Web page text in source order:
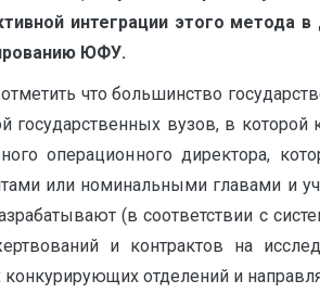
интеграции этого метода в
ЮФУ.
что большинство
государственных вузов, в
операционного директора,
или номинальными главами и
(в соответствии с
и контрактов на
конкурирующих отделений и